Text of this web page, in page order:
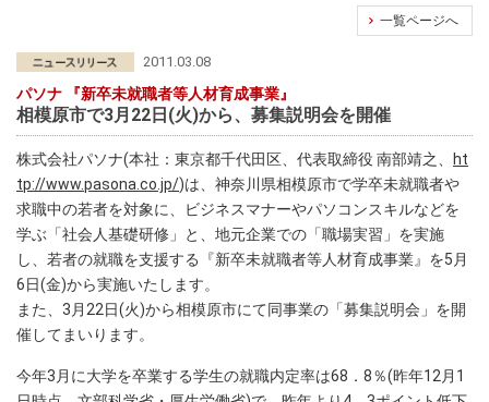
一覧ページへ
2011.03.08
パソナ 『新卒未就職者等人材育成事業』
相模原市で3月22日(火)から、募集説明会を開催
株式会社パソナ(本社：東京都千代田区、代表取締役 南部靖之、
ht
tp://www.pasona.co.jp/)は、神奈川県相模原市で学卒未就職者や
求職中の若者を対象に、ビジネスマナーやパソコンスキルなどを
学ぶ「社会人基礎研修」と、地元企業での「職場実習」を実施
し、若者の就職を支援する『新卒未就職者等人材育成事業』を5月
6日(金)から実施いたします。
また、3月22日(火)から相模原市にて同事業の「募集説明会」を開
催してまいります。
今年3月に大学を卒業する学生の就職内定率は68．8％(昨年12月1